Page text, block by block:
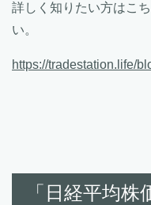
詳しく知りたい方はこ
い。
https://tradestation.life/
「日経平均